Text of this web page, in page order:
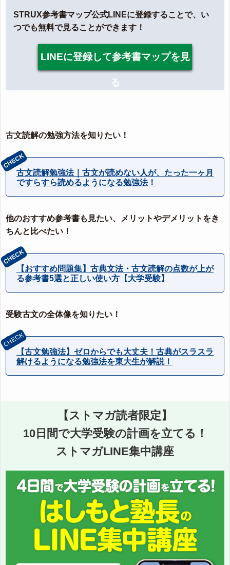
STRUX参考書マップ公式LINEに登録することで、い
つでも無料で見ることができます！
LINEに登録して参考書マップを見
る
古文読解の勉強方法を知りたい！
古文読解勉強法｜古文が読めない人が、たった一ヶ月
ですらすら読めるようになる勉強法！
他のおすすめ参考書も見たい、メリットやデメリットをき
ちんと比べたい！
【おすすめ問題集】古典文法・古文読解の点数が上が
る参考書5選と正しい使い方【大学受験】
受験古文の全体像を知りたい！
【古文勉強法】ゼロからでも大丈夫！古典がスラスラ
解けるようになる勉強法を東大生が解説！
【ストマガ読者限定】
10日間で大学受験の計画を立てる！
ストマガLINE集中講座